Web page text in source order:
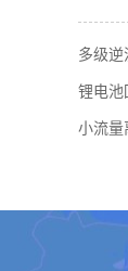
多级
锂电池
小流量